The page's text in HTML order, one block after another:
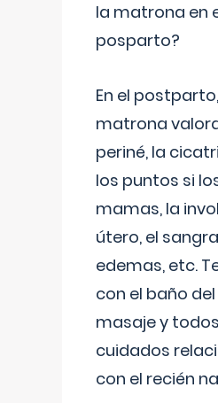
la matrona en
posparto?
En el
matrona
periné, la
los puntos si
mamas, la
útero, el
edemas, etc.
con el baño del
masaje y
cuidados
con el recién na